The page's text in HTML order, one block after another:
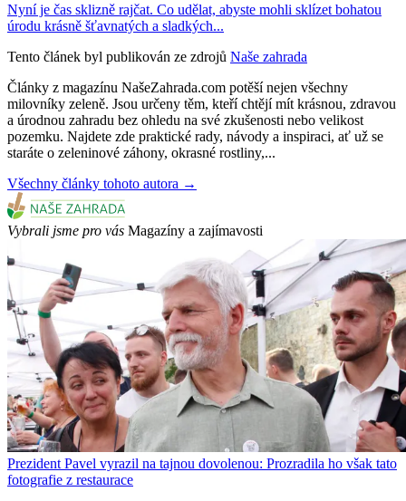
Nyní je čas sklizně rajčat. Co udělat, abyste mohli sklízet bohatou
úrodu krásně šťavnatých a sladkých...
Tento článek byl publikován ze zdrojů Naše zahrada
Články z magazínu NašeZahrada.com potěší nejen všechny
milovníky zeleně. Jsou určeny těm, kteří chtějí mít krásnou, zdravou
a úrodnou zahradu bez ohledu na své zkušenosti nebo velikost
pozemku. Najdete zde praktické rady, návody a inspiraci, ať už se
staráte o zeleninové záhony, okrasné rostliny,...
Všechny články tohoto autora →
Vybrali jsme pro vás Magazíny a zajímavosti
Prezident Pavel vyrazil na tajnou dovolenou: Prozradila ho však tato
fotografie z restaurace